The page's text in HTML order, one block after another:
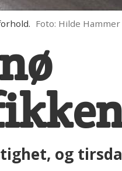
Foto: Hilde Hammer
og